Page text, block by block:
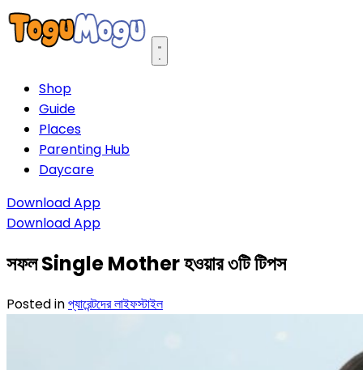
Open main menu
Shop
Guide
Places
Parenting Hub
Daycare
Download App
Download App
সফল Single Mother হওয়ার ৩টি টিপস
Posted inপ্যারেন্টদের লাইফস্টাইল